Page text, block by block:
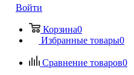
Войти
Корзина0
Избранные товары0
Сравнение товаров0